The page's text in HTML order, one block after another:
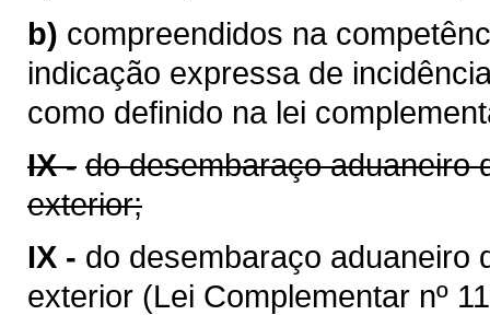
b) compreendidos na
indicação expressa de
como definido na lei
IX - do desembaraço aduaneiro
exterior;
IX - do desembaraço aduaneiro
exterior (Lei Complementar nº